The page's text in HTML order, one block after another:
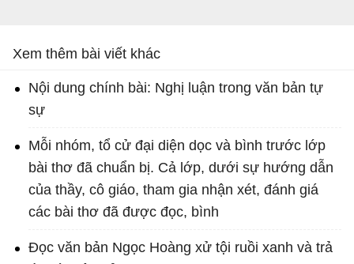
Xem thêm bài viết khác
Nội dung chính bài: Nghị luận trong văn bản tự
sự
Mỗi nhóm, tổ cử đại diện dọc và bình trước lớp
bài thơ đã chuẩn bị. Cả lớp, dưới sự hướng dẫn
của thầy, cô giáo, tham gia nhận xét, đánh giá
các bài thơ đã được đọc, bình
Đọc văn bản Ngọc Hoàng xử tội ruồi xanh và trả